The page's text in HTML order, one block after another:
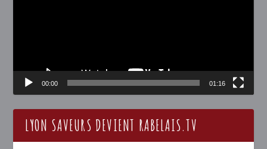
00:00 01:16
LYON SAVEURS DEVIENT RABELAIS.TV